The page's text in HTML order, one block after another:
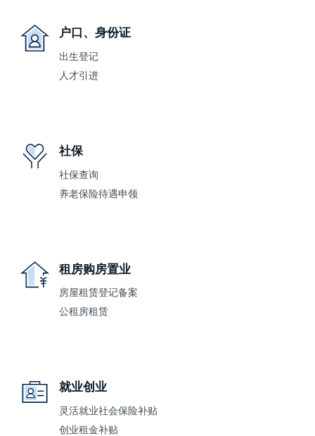
户口、身份证
出生登记
人才引进
社保
社保查询
养老保险待遇申领
租房购房置业
房屋租赁登记备案
公租房租赁
就业创业
灵活就业社会保险补贴
创业租金补贴